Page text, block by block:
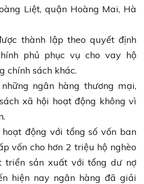
Liệt, quận Hoàng Mai, Hà
thành lập theo quyết định
phủ phục vụ cho vay hộ
chính sách khác.
ngân hàng thương mại,
xã hội hoạt động không vì
động với tổng số vốn ban
vốn cho hơn 2 triệu hộ nghèo
triển sản xuất với tổng dư nợ
hiện nay ngân hàng đã giải